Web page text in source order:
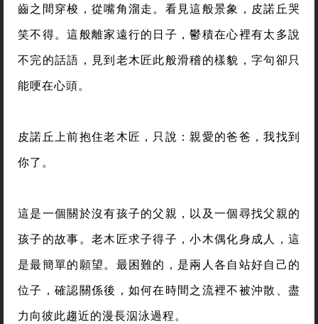
齒之間穿梭，從嘴角溜走。看見這般景象，皮諾丘哭
笑不得。這般離家遠行的日子，鬱積在心裡有太多說
不完的話語，見到老木匠此般滑稽的樣貌，字句卻只
能哽在心頭。
皮諾丘上前抱住老木匠，只說：親愛的爸爸，我找到
你了。
這是一個關於沒有孩子的父親，以及一個尋找父親的
孩子的故事。老木匠求子得子，小木偶化身成人，這
是最簡單的願望。最困難的，是兩人各自站好自己的
位子，確認關係後，如何在時間之流裡不被沖散、盡
力向彼此趨近的漫長泅泳過程。